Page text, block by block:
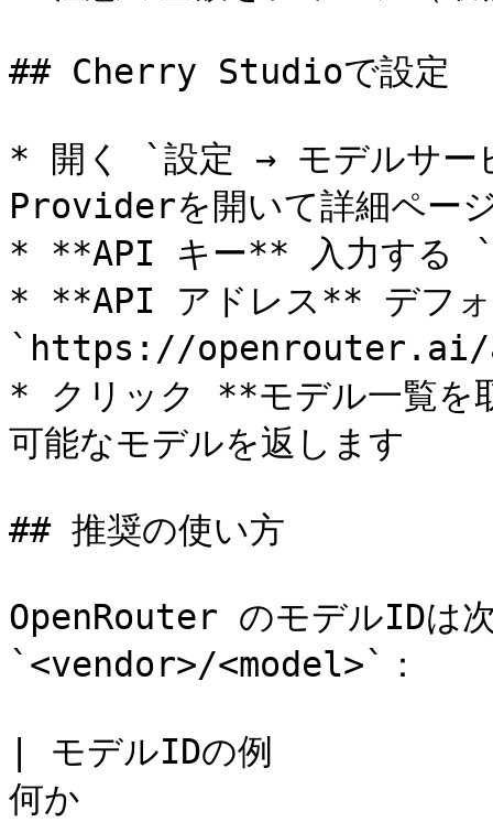
## Cherry Studioで設定
* 開く `設定 → モデルサー
Providerを開いて詳細ペー
* **API キー** 入力す
* **API アドレス** デフォ
`https://openrouter.ai/
* クリック **モデル一覧を
可能なモデルを返します
## 推奨の使い方
OpenRouter のモデルIDは
`<vendor>/<model>`：
| モデルIDの例
何か